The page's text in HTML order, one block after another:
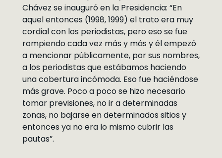
Chávez se inauguró en la Presidencia: “En
aquel entonces (1998, 1999) el trato era muy
cordial con los periodistas, pero eso se fue
rompiendo cada vez más y más y él empezó
a mencionar públicamente, por sus nombres,
a los periodistas que estábamos haciendo
una cobertura incómoda. Eso fue haciéndose
más grave. Poco a poco se hizo necesario
tomar previsiones, no ir a determinadas
zonas, no bajarse en determinados sitios y
entonces ya no era lo mismo cubrir las
pautas”.